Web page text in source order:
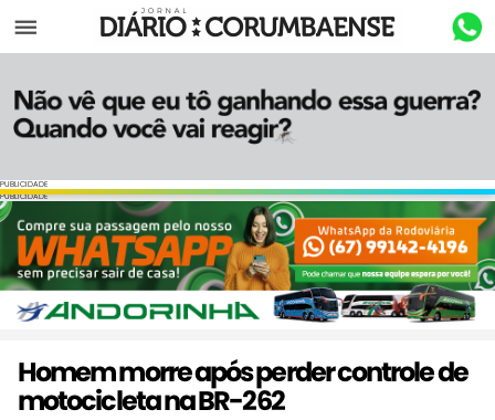
Menu
PUBLICIDADE
PUBLICIDADE
Homem morre após perder controle de
motocicleta na BR-262